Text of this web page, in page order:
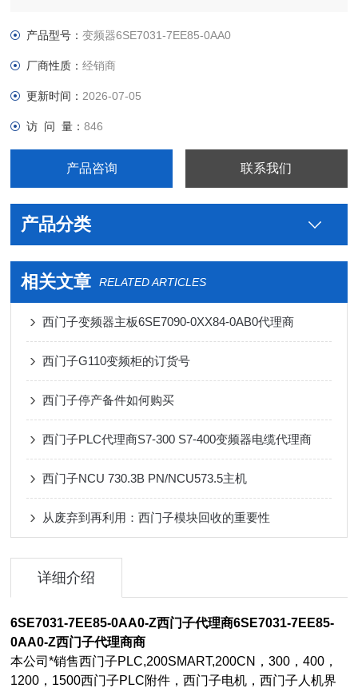
西门子8PT配电产品、能源集团自动化等产品、技术和服务。
产品型号：变频器6SE7031-7EE85-0AA0
厂商性质：经销商
更新时间： 2026-07-05
访 问 量：846
产品咨询 联系我们
产品分类
相关文章 RELATED ARTICLES
西门子变频器主板6SE7090-0XX84-0AB0代理商
西门子G110变频柜的订货号
西门子停产备件如何购买
西门子PLC代理商S7-300 S7-400变频器电缆代理商
西门子NCU 730.3B PN/NCU573.5主机
从废弃到再利用：西门子模块回收的重要性
详细介绍
6SE7031-7EE85-0AA0-Z西门子代理商6SE7031-7EE85-
0AA0-Z西门子代理商商
本公司*销售西门子PLC,200SMART,200CN，300，400，
1200，1500西门子PLC附件，西门子电机，西门子人机界